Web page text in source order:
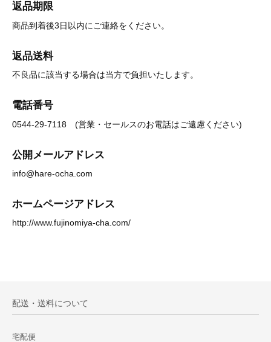
返品期限
商品到着後3日以内にご連絡をください。
返品送料
不良品に該当する場合は当方で負担いたします。
電話番号
0544-29-7118 (営業・セールスのお電話はご遠慮ください)
公開メールアドレス
info@hare-ocha.com
ホームページアドレス
http://www.fujinomiya-cha.com/
配送・送料について
宅配便